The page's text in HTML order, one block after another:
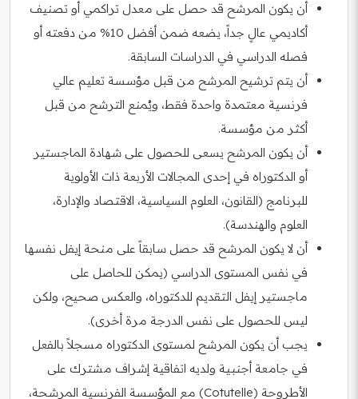
أن يكون المرشح قد حصل على معدل تراكمي أو تصنيف
أكاديمي عالٍ جداً، يضعه ضمن أفضل 10% من دفعته أو
فصله الدراسي في الدراسات السابقة.
أن يتم ترشيح المرشح من قبل مؤسسة تعليم عالي
فرنسية معتمدة واحدة فقط، ويُمنع الترشح من قبل
أكثر من مؤسسة.
أن يكون المرشح يسعى للحصول على شهادة الماجستير
أو الدكتوراه في إحدى المجالات الأربعة ذات الأولوية
للبرنامج (القانون، العلوم السياسية، الاقتصاد والإدارة،
العلوم والهندسة).
أن لا يكون المرشح قد حصل سابقاً على منحة إيفل نفسها
في نفس المستوى الدراسي (يمكن للحاصل على
ماجستير إيفل التقديم للدكتوراه، والعكس صحيح، ولكن
ليس للحصول على نفس الدرجة مرة أخرى).
يجب أن يكون المرشح لمستوى الدكتوراه مسجلاً بالفعل
في جامعة أجنبية ولديه اتفاقية إشراف مشترك على
الأطروحة (Cotutelle) مع المؤسسة الفرنسية المرشحة،